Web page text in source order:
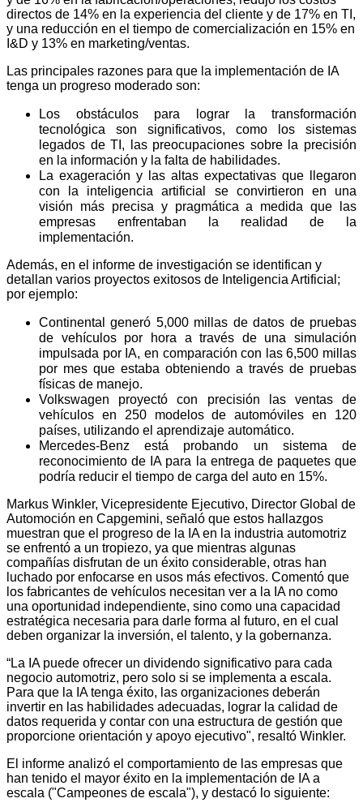
directos de 14% en la experiencia del cliente y de 17% en TI,
y una reducción en el tiempo de comercialización en 15% en
I&D y 13% en marketing/ventas.
Las principales razones para que la implementación de IA
tenga un progreso moderado son:
Los obstáculos para lograr la transformación
tecnológica son significativos, como los sistemas
legados de TI, las preocupaciones sobre la precisión
en la información y la falta de habilidades.
La exageración y las altas expectativas que llegaron
con la inteligencia artificial se convirtieron en una
visión más precisa y pragmática a medida que las
empresas enfrentaban la realidad de la
implementación.
Además, en el informe de investigación se identifican y
detallan varios proyectos exitosos de Inteligencia Artificial;
por ejemplo:
Continental generó 5,000 millas de datos de pruebas
de vehículos por hora a través de una simulación
impulsada por IA, en comparación con las 6,500 millas
por mes que estaba obteniendo a través de pruebas
físicas de manejo.
Volkswagen proyectó con precisión las ventas de
vehículos en 250 modelos de automóviles en 120
países, utilizando el aprendizaje automático.
Mercedes-Benz está probando un sistema de
reconocimiento de IA para la entrega de paquetes que
podría reducir el tiempo de carga del auto en 15%.
Markus Winkler, Vicepresidente Ejecutivo, Director Global de
Automoción en Capgemini, señaló que estos hallazgos
muestran que el progreso de la IA en la industria automotriz
se enfrentó a un tropiezo, ya que mientras algunas
compañías disfrutan de un éxito considerable, otras han
luchado por enfocarse en usos más efectivos. Comentó que
los fabricantes de vehículos necesitan ver a la IA no como
una oportunidad independiente, sino como una capacidad
estratégica necesaria para darle forma al futuro, en el cual
deben organizar la inversión, el talento, y la gobernanza.
“La IA puede ofrecer un dividendo significativo para cada
negocio automotriz, pero solo si se implementa a escala.
Para que la IA tenga éxito, las organizaciones deberán
invertir en las habilidades adecuadas, lograr la calidad de
datos requerida y contar con una estructura de gestión que
proporcione orientación y apoyo ejecutivo", resaltó Winkler.
El informe analizó el comportamiento de las empresas que
han tenido el mayor éxito en la implementación de IA a
escala ("Campeones de escala"), y destacó lo siguiente: